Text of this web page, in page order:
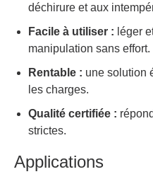
déchirure et aux
Facile à utiliser : léger
manipulation sans effort.
Rentable : une solution
les charges.
Qualité certifiée :
strictes.
Applications